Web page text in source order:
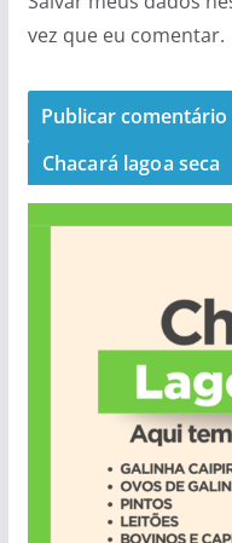
vez que eu comentar.
Chacará lagoa seca